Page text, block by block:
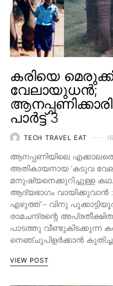
കരിയെ
വേലായുധൻ;
പാർട്ട് 3
TECH TRAVEL EAT
ആനപ്പണിയിലെ
അതികായനായ ‘കടുവ
മനുഷ്യനെക്കുറിച്ചുള്ള
ആദ്യഭാഗം വായിക്കുവാൻ :
എഴുത്ത് – വിനു
രാമചന്ദ്രന്റെ
പാടത്തു വീണ്ടുകിടക്കുന്ന
നെഞ്ചുപിളർക്കാൻ
VIEW POST